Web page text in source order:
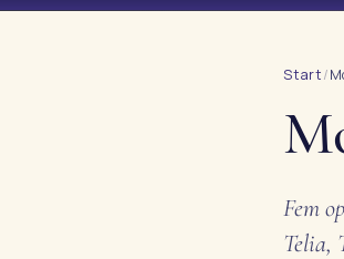
Start/
Fem
Telia,